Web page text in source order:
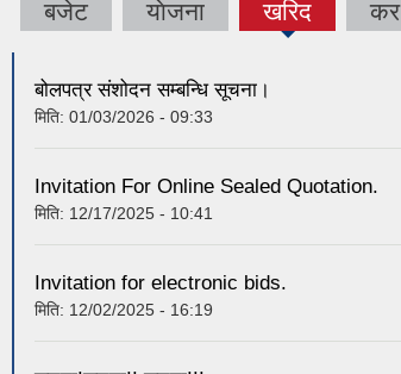
बजेट याेजना खरिद
(active
कर
बोलपत्र संशोदन सम्बन्धि सूचना।
मिति: 01/03/2026 - 09:33
Invitation For Online Sealed Quotation.
मिति: 12/17/2025 - 10:41
Invitation for electronic bids.
मिति: 12/02/2025 - 16:19